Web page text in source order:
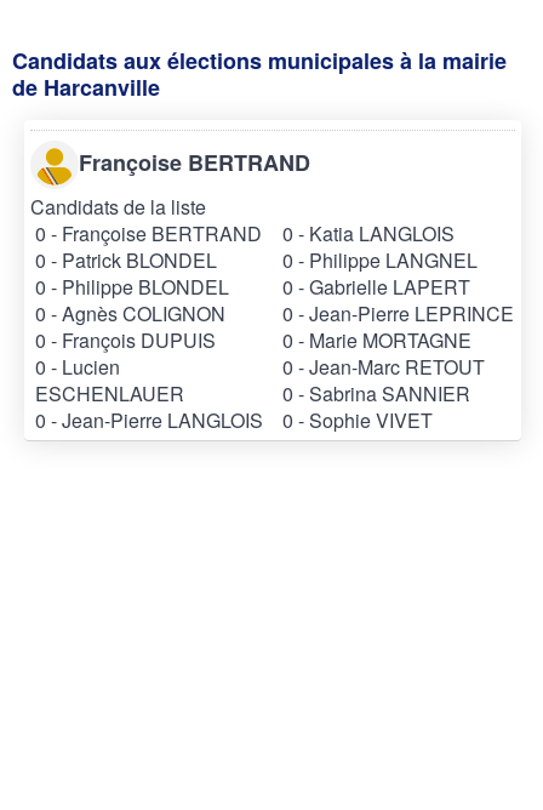
Candidats aux élections municipales à la mairie
de Harcanville
Françoise BERTRAND
Candidats de la liste
0 - Françoise BERTRAND
0 - Patrick BLONDEL
0 - Philippe BLONDEL
0 - Agnès COLIGNON
0 - François DUPUIS
0 - Lucien
ESCHENLAUER
0 - Jean-Pierre LANGLOIS
0 - Katia LANGLOIS
0 - Philippe LANGNEL
0 - Gabrielle LAPERT
0 - Jean-Pierre LEPRINCE
0 - Marie MORTAGNE
0 - Jean-Marc RETOUT
0 - Sabrina SANNIER
0 - Sophie VIVET